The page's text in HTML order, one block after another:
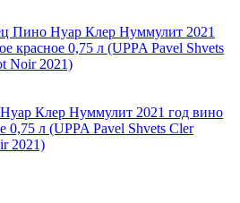
Клер Нуммулит 2021 год вино
0,75 л (UPPA Pavel Shvets Cler
2021)